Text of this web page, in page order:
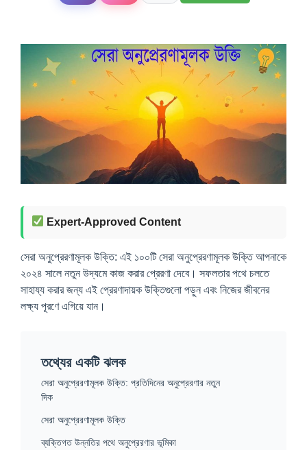
Expert-Approved Content
সেরা অনুপ্রেরণামূলক উক্তি: এই ১০০টি সেরা অনুপ্রেরণামূলক উক্তি আপনাকে
২০২৪ সালে নতুন উদ্যমে কাজ করার প্রেরণা দেবে। সফলতার পথে চলতে
সাহায্য করার জন্য এই প্রেরণাদায়ক উক্তিগুলো পড়ুন এবং নিজের জীবনের
লক্ষ্য পূরণে এগিয়ে যান।
তথ্যের একটি ঝলক
সেরা অনুপ্রেরণামূলক উক্তি: প্রতিদিনের অনুপ্রেরণার নতুন
দিক
সেরা অনুপ্রেরণামূলক উক্তি
ব্যক্তিগত উন্নতির পথে অনুপ্রেরণার ভূমিকা